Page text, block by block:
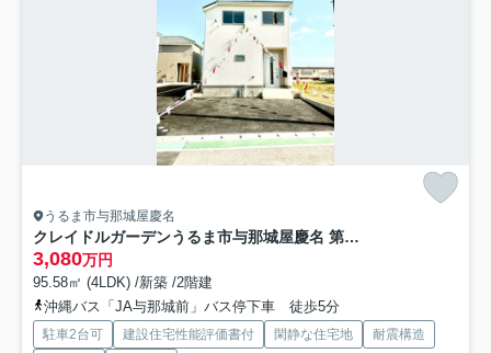
うるま市与那城屋慶名
クレイドルガーデンうるま市与那城屋慶名 第６・１号棟
3,080万円
95.58㎡ (4LDK) /新築 /2階建
沖縄バス「JA与那城前」バス停下車 徒歩5分
駐車2台可 建設住宅性能評価書付 閑静な住宅地
耐震構造